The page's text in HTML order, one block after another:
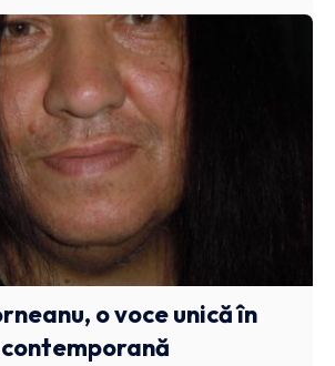
o voce unică în